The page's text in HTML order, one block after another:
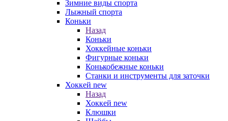
Зимние виды спорта
Лыжный спорта
Коньки
Назад
Коньки
Хоккейные коньки
Фигурные коньки
Конькобежные коньки
Станки и инструменты для заточки
Хоккей new
Назад
Хоккей new
Клюшки